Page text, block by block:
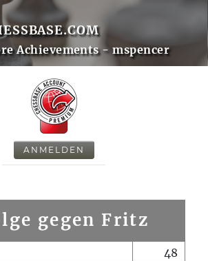
Achievements - mspencer
ANMELDEN
gegen Fritz
48